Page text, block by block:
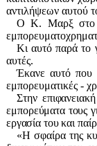
αντιλήψεων αυτού
Ο Κ. Μαρξ στο
Κι αυτό παρά το
αυτές.
Έκανε αυτό που
εμπορευματικές -
Στην
εμπορεύματα τους
εργασία του και
«Η σφαίρα της